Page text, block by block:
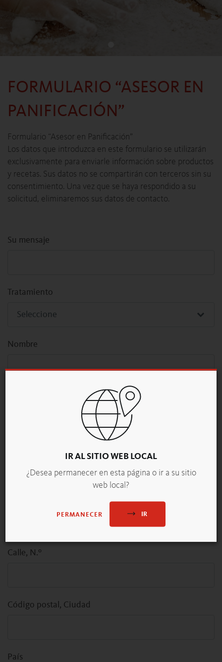
IR AL SITIO WEB LOCAL
¿Desea permanecer en esta página o ir a su sitio
web local?
PERMANECER IR
FORMULARIO “ASESOR EN
PANIFICACIÓN”
Formulario “Asesor en Panificación”
Los datos que introduzca en este formulario se utilizarán
exclusivamente para enviarle información sobre productos
y recetas. Sus datos no se compartirán con terceros sin su
consentimiento. Una vez que se haya respondido a su
solicitud, eliminaremos sus datos de contacto.
Su mensaje
Tratamiento
Nombre
Calle, N.º
Código postal, Ciudad
País